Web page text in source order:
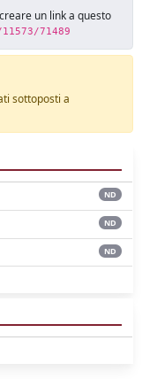
un link a questo
71489
sottoposti a
ND
ND
ND